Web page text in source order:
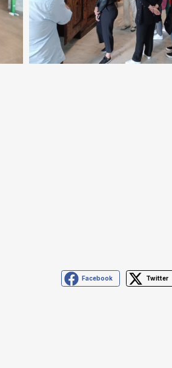
Facebook Twitter